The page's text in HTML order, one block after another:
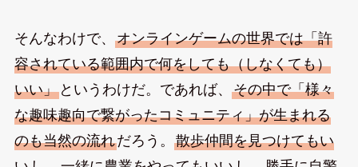
そんなわけで、 オンラインゲームの世界では「許
容されている範囲内で何をしても（しなくても）
いい」というわけだ。であれば、 その中で「様々
な趣味趣向で繋がったコミュニティ」が生まれる
のも当然の流れだろう。 散歩仲間を見つけてもい